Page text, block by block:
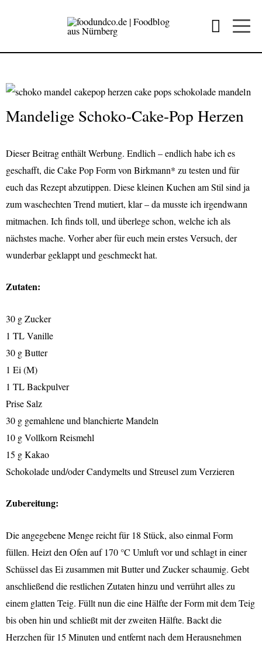
Mandelige Schoko-Cake-Pop Herzen
Dieser Beitrag enthält Werbung. Endlich – endlich habe ich es
geschafft, die Cake Pop Form von Birkmann* zu testen und für
euch das Rezept abzutippen. Diese kleinen Kuchen am Stil sind ja
zum waschechten Trend mutiert, klar – da musste ich irgendwann
mitmachen. Ich finds toll, und überlege schon, welche ich als
nächstes mache. Vorher aber für euch mein erstes Versuch, der
wunderbar geklappt und geschmeckt hat.
Zutaten:
30 g Zucker
1 TL Vanille
30 g Butter
1 Ei (M)
1 TL Backpulver
Prise Salz
30 g gemahlene und blanchierte Mandeln
10 g Vollkorn Reismehl
15 g Kakao
Schokolade und/oder Candymelts und Streusel zum Verzieren
Zubereitung:
Die angegebene Menge reicht für 18 Stück, also einmal Form
füllen. Heizt den Ofen auf 170 °C Umluft vor und schlagt in einer
Schüssel das Ei zusammen mit Butter und Zucker schaumig. Gebt
anschließend die restlichen Zutaten hinzu und verrührt alles zu
einem glatten Teig. Füllt nun die eine Hälfte der Form mit dem Teig
bis oben hin und schließt mit der zweiten Hälfte. Backt die
Herzchen für 15 Minuten und entfernt nach dem Herausnehmen